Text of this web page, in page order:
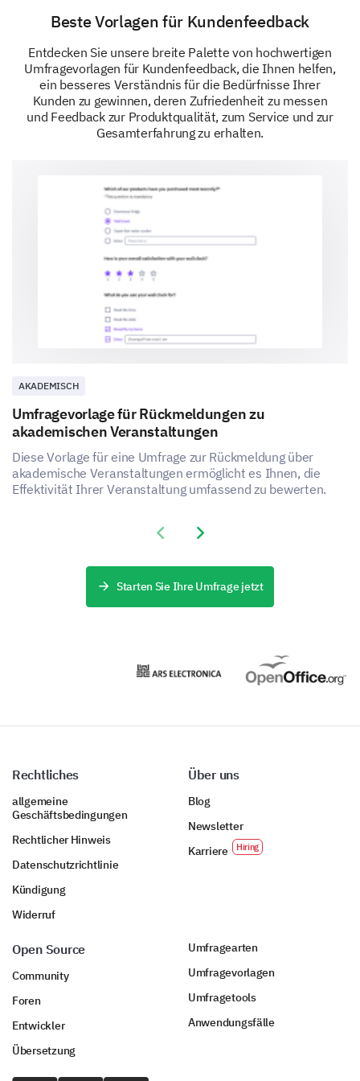
Uncertain
Please provide any suggestions you have for
improving our customer service.
Further Enhancements and Suggestions
Your ideas and suggestions can help us improve and
offer an even better shopping experience.
Which services would you like us to offer in the
Loyalty program
Please share any other suggestions to enhance
your shopping experience.
Beste Vorlagen für Kundenfeedback
Entdecken Sie unsere breite Palette von hochwertigen
Umfragevorlagen für Kundenfeedback, die Ihnen helfen,
ein besseres Verständnis für die Bedürfnisse Ihrer
Kunden zu gewinnen, deren Zufriedenheit zu messen
und Feedback zur Produktqualität, zum Service und zur
Gesamterfahrung zu erhalten.
AKADEMISCH
Umfragevorlage für Rückmeldungen zu
akademischen Veranstaltungen
Diese Vorlage für eine Umfrage zur Rückmeldung über
akademische Veranstaltungen ermöglicht es Ihnen, die
Effektivität Ihrer Veranstaltung umfassend zu bewerten.
Previous slide
Next slide
Starten Sie Ihre Umfrage jetzt
Rechtliches
allgemeine
Geschäftsbedingungen
Rechtlicher Hinweis
Datenschutzrichtlinie
Kündigung
Widerruf
Über uns
Blog
Newsletter
Karriere
Open Source
Community
Foren
Entwickler
Übersetzung
Umfragearten
Umfragevorlagen
Umfragetools
Anwendungsfälle